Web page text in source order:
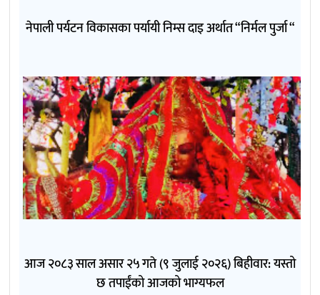
नेपाली पर्यटन विकासका पर्यायी निम्स दाइ अर्थात “निर्मल पुर्जा “
आज २०८३ साल असार २५ गते (९ जुलाई २०२६) बिहीवार: यस्तो
छ तपाईंको आजको भाग्यफल